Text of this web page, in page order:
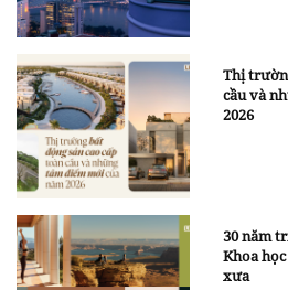
Thị
cầu và
2026
30 năm
Khoa
xưa